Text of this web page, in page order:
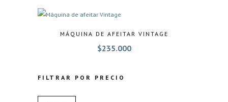
FILTRAR POR PRECIO
MÁQUINA DE AFEITAR VINTAGE
$235.000